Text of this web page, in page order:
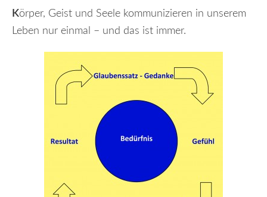
Körper, Geist und Seele kommunizieren in unserem
Leben nur einmal – und das ist immer.